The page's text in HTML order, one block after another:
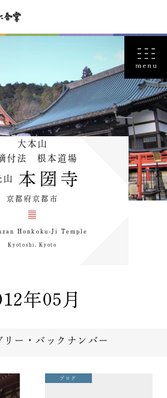
大本山
付法 根本道場
山 本圀寺
京都府京都市
Honkoku-Ji Temple
Kyotoshi, Kyoto
年05月
ブログ
リー・バックナンバー